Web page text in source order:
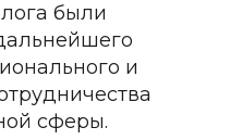
были
и
сферы.